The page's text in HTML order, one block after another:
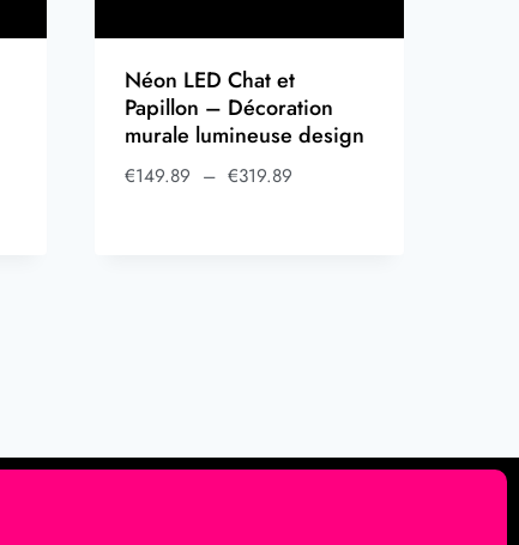
Néon LED Chat et
Papillon – Décoration
murale lumineuse design
€149.89 – €319.89